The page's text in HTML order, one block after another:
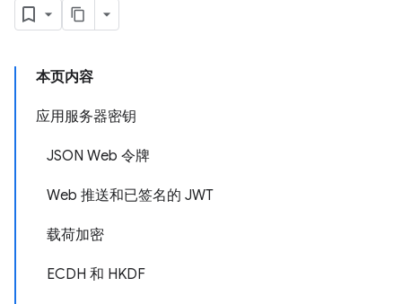
本页内容
应用服务器密钥
JSON Web 令牌
Web 推送和已签名的 JWT
载荷加密
ECDH 和 HKDF